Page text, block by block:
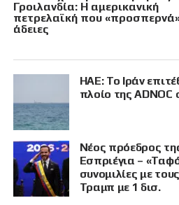
Γροιλανδία: Η αμερικανική
πετρελαϊκή που
άδειες
ΗΑΕ: Το Ιράν
πλοίο της
Νέος πρόεδρος
Εσπριέγια –
συνομιλίες με
Τραμπ με 1 δισ.